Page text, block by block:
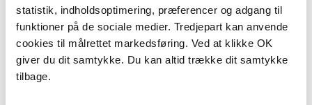
statistik, indholdsoptimering, præferencer og adgang til
funktioner på de sociale medier. Tredjepart kan anvende
cookies til målrettet markedsføring. Ved at klikke OK
giver du dit samtykke. Du kan altid trække dit samtykke
tilbage.
50 m